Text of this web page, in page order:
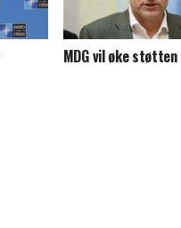
MDG vil øke